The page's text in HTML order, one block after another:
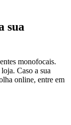
sua
monofocais.
Caso a sua
online, entre em